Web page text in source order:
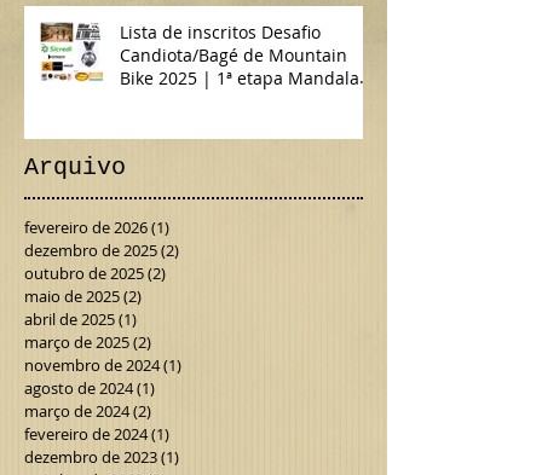
Lista de inscritos Desafio
Candiota/Bagé de Mountain
Bike 2025 | 1ª etapa Mandala
Arquivo
fevereiro de 2026(1)
dezembro de 2025(2)
outubro de 2025(2)
maio de 2025(2)
abril de 2025(1)
março de 2025(2)
novembro de 2024(1)
agosto de 2024(1)
março de 2024(2)
fevereiro de 2024(1)
dezembro de 2023(1)